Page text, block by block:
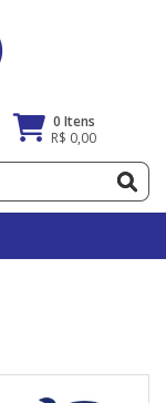
0 Itens
R$ 0,00